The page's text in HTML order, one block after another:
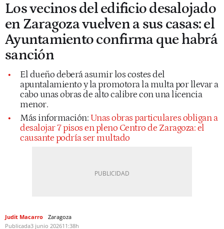
Los vecinos del edificio desalojado
en Zaragoza vuelven a sus casas: el
Ayuntamiento confirma que habrá
sanción
El dueño deberá asumir los costes del
apuntalamiento y la promotora la multa por llevar a
cabo unas obras de alto calibre con una licencia
menor.
Más información: Unas obras particulares obligan a
desalojar 7 pisos en pleno Centro de Zaragoza: el
causante podría ser multado
Judit Macarro
Zaragoza
Publicada3 junio 202611:38h